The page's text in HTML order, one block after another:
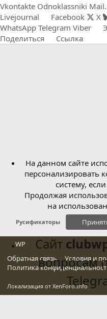
Vkontakte Odnoklassniki
Livejournal
Facebook X
WhatsApp Telegram Viber
Поделиться
Ссылка
Русификаторы
WP
Обратная связь
Условия и
Политика
Локализация от XenForo.Info
На данном сайте
персонализировать
систему,
Продолжая
на
Сайт
вопросам